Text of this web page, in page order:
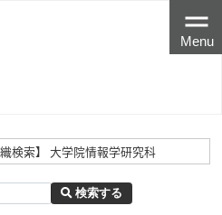
Menu
検索】 大学院情報学研究科
検索する